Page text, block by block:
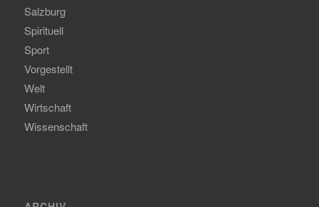
Salzburg
Spirituell
Sport
Vorgestellt
Welt
Wirtschaft
Wissenschaft